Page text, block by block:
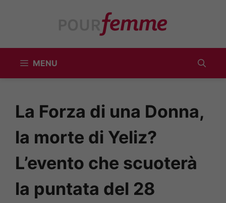
MENU
La Forza di una Donna,
la morte di Yeliz?
L’evento che scuoterà
la puntata del 28